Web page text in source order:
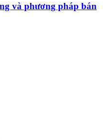
và phương pháp bán